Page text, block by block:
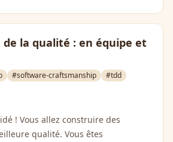
de la qualité : en équipe et
#software-craftsmanship
#tdd
! Vous allez construire des
qualité. Vous êtes